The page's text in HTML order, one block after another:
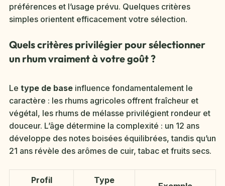
préférences et l’usage prévu. Quelques critères
simples orientent efficacement votre sélection.
Quels critères privilégier pour sélectionner
un rhum vraiment à votre goût ?
Le type de base influence fondamentalement le
caractère : les rhums agricoles offrent fraîcheur et
végétal, les rhums de mélasse privilégient rondeur et
douceur. L’âge détermine la complexité : un 12 ans
développe des notes boisées équilibrées, tandis qu’un
21 ans révèle des arômes de cuir, tabac et fruits secs.
Profil
Type